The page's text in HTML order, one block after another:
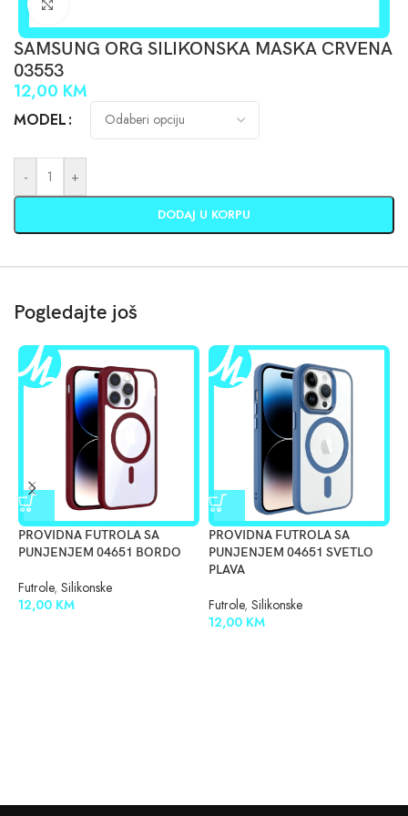
SAMSUNG ORG SILIKONSKA MASKA CRVENA
03553
12,00 KM
MODEL
- +
DODAJ U KORPU
Pogledajte još
PROVIDNA FUTROLA SA
PUNJENJEM 04651 BORDO
Futrole, Silikonske
12,00 KM
PROVIDNA FUTROLA SA
PUNJENJEM 04651 SVETLO
PLAVA
Futrole, Silikonske
12,00 KM